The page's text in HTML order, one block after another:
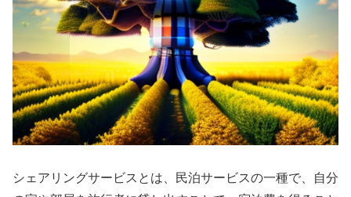
シェアリングサービスとは、民泊サービスの一種で、自分